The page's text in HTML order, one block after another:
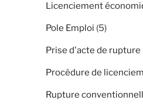
Licenciement
Pole Emploi (5)
Prise d'acte de rupture
Procédure de
Rupture